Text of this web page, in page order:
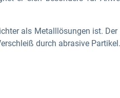
als Metalllösungen ist.
durch abrasive Partikel.